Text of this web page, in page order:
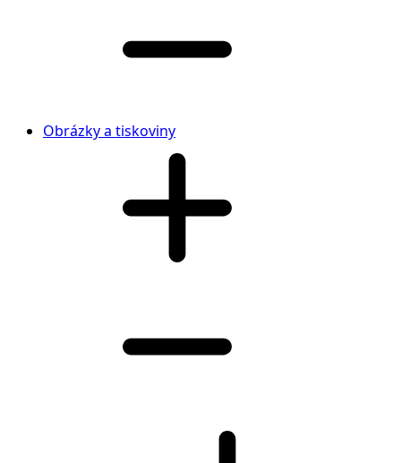
Obrázky a tiskoviny